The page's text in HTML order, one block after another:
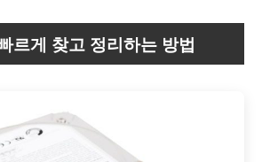
르게 찾고 정리하는 방법